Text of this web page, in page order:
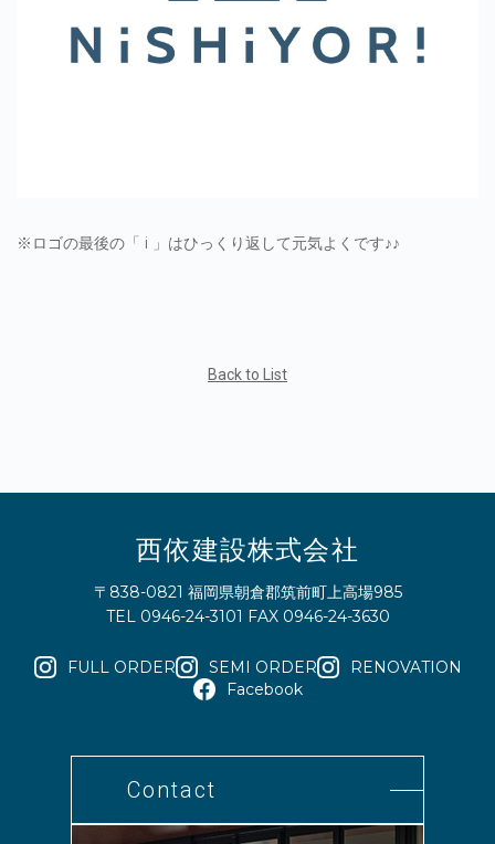
※ロゴの最後の「 i 」はひっくり返して元気よくです♪♪
Back to List
西依建設株式会社
〒838-0821 福岡県朝倉郡筑前町上高場985
TEL 0946-24-3101 FAX 0946-24-3630
FULL ORDER SEMI ORDER
RENOVATION
Facebook
Contact